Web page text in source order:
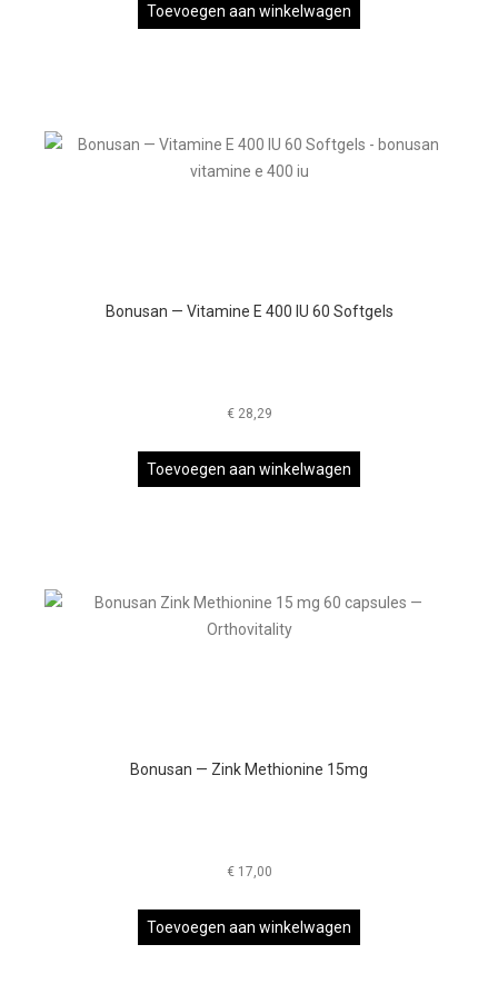
Toevoegen aan winkelwagen
Bonusan — Vitamine E 400 IU 60 Softgels
€28,29
Toevoegen aan winkelwagen
Bonusan — Zink Methionine 15mg
€17,00
Toevoegen aan winkelwagen